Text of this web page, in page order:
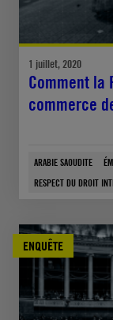
1 juillet, 2020
Comment la
commerce
ARABIE SAOUDITE
RESPECT DU DROIT
ENQUÊTE